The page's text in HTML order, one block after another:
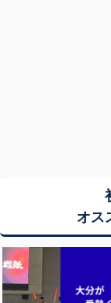
オス